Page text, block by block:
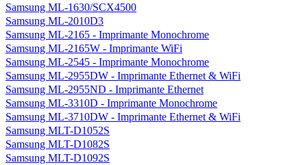
Samsung ML-1630/SCX4500
Samsung ML-2010D3
Samsung ML-2165 - Imprimante Monochrome
Samsung ML-2165W - Imprimante WiFi
Samsung ML-2545 - Imprimante Monochrome
Samsung ML-2955DW - Imprimante Ethernet & WiFi
Samsung ML-2955ND - Imprimante Ethernet
Samsung ML-3310D - Imprimante Monochrome
Samsung ML-3710DW - Imprimante Ethernet & WiFi
Samsung MLT-D1052S
Samsung MLT-D1082S
Samsung MLT-D1092S